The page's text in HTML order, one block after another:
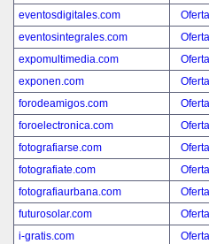
eventosdigitales.com
eventosintegrales.com
expomultimedia.com
exponen.com
forodeamigos.com
foroelectronica.com
fotografiarse.com
fotografiate.com
fotografiaurbana.com
futurosolar.com
i-gratis.com